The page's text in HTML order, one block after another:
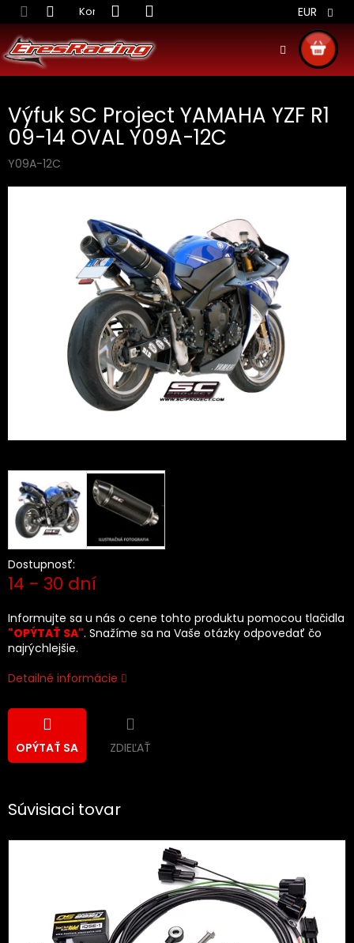
Prejsť
na
obsah
Kontakt Obchodné podmienky Doprava
EUR
KOŠÍK
Výfuk SC Project YAMAHA YZF R1
09-14 OVAL Y09A-12C
Y09A-12C
Dostupnosť:
14 - 30 dní
Informujte sa u nás o cene tohto produktu pomocou tlačidla
"OPÝTAŤ SA". Snažíme sa na Vaše otázky odpovedať čo
najrýchlejšie.
Detailné informácie
OPÝTAŤ SA ZDIEĽAŤ
Súvisiaci tovar